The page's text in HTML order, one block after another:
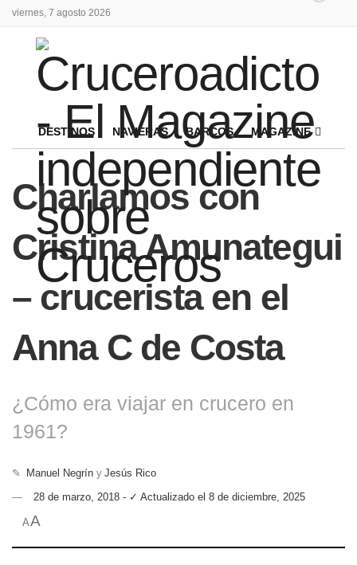
viernes, 7 agosto 2026
DESTINOS NAVIERAS BARCOS MAGAZINE
Charlamos con
Cristina Amunategui
– crucerista en el
Anna C de Costa
¿Cómo era viajar en crucero en
1961?
✎ Manuel Negrín y Jesús Rico
28 de marzo, 2018 - ✓ Actualizado el 8 de diciembre, 2025
AA